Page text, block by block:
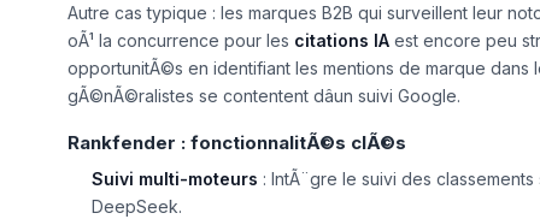
Autre cas typique : les marques B2B qui surveillent leur
oÃ¹ la concurrence pour les citations IA est encore peu
opportunitÃ©s en identifiant les mentions de marque dans
gÃ©nÃ©ralistes se contentent dâun suivi Google.
Rankfender : fonctionnalitÃ©s clÃ©s
Suivi multi-moteurs : IntÃ¨gre le suivi des
DeepSeek.